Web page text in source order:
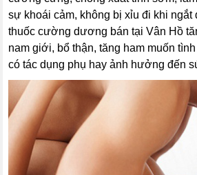
sự khoái cảm, không bị xỉu đi khi ngắt
thuốc cường dương bán tại Vân Hồ
nam giới, bổ thận, tăng ham muốn
có tác dụng phụ hay ảnh hưởng đến